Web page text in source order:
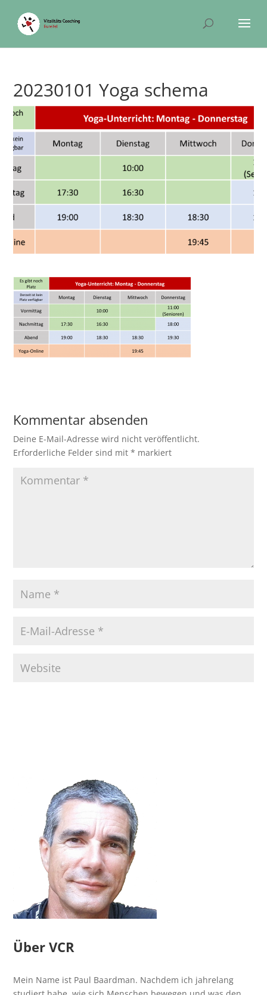
20230101 Yoga schema
Kommentar absenden
Deine E-Mail-Adresse wird nicht veröffentlicht.
Erforderliche Felder sind mit* markiert
Über VCR
Mein Name ist Paul Baardman. Nachdem ich jahrelang